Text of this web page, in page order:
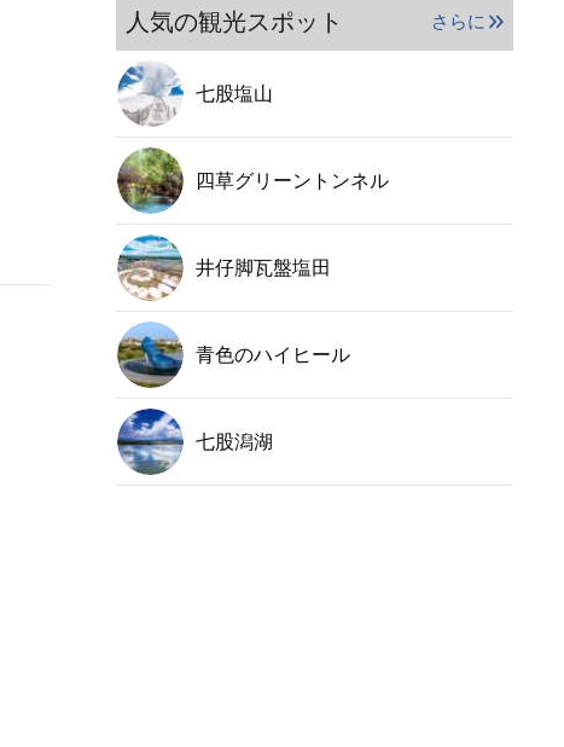
人気の観光スポット さらに
七股塩山
四草グリーントンネル
井仔脚瓦盤塩田
青色のハイヒール
七股潟湖